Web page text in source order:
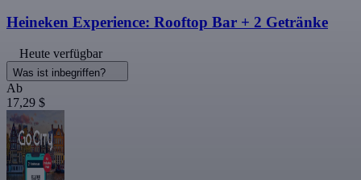
Heineken Experience: Rooftop Bar + 2 Getränke
Heute verfügbar
Was ist inbegriffen?
Ab
17,29 $